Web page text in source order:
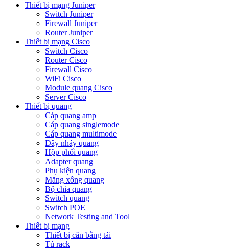
Thiết bị mạng Juniper
Switch Juniper
Firewall Juniper
Router Juniper
Thiết bị mạng Cisco
Switch Cisco
Router Cisco
Firewall Cisco
WiFi Cisco
Module quang Cisco
Server Cisco
Thiết bị quang
Cáp quang amp
Cáp quang singlemode
Cáp quang multimode
Dây nhảy quang
Hộp phối quang
Adapter quang
Phụ kiện quang
Măng xông quang
Bộ chia quang
Switch quang
Switch POE
Network Testing and Tool
Thiết bị mạng
Thiết bị cân bằng tải
Tủ rack